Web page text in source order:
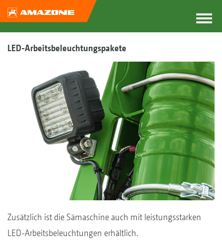
LED-Arbeitsbeleuchtungspakete
Zusätzlich ist die Sämaschine auch mit leistungsstarken
LED-Arbeitsbeleuchtungen erhältlich.